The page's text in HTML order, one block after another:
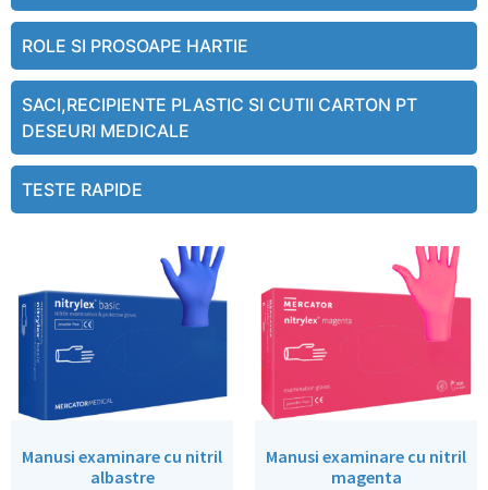
ROLE SI PROSOAPE HARTIE
SACI,RECIPIENTE PLASTIC SI CUTII CARTON PT
DESEURI MEDICALE
TESTE RAPIDE
Manusi examinare cu nitril
albastre
Manusi examinare cu nitril
magenta